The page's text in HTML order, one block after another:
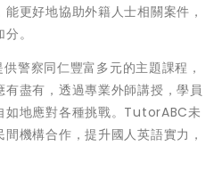
更好地協助外籍人士相關案件，
。
警察同仁豐富多元的主題課程，
盡有，透過專業外師講授，學員
如地應對各種挑戰。TutorABC未
機構合作，提升國人英語實力，